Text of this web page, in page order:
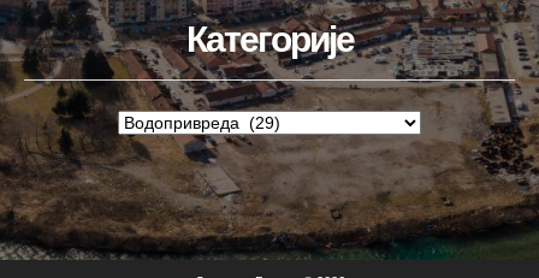
Категорије